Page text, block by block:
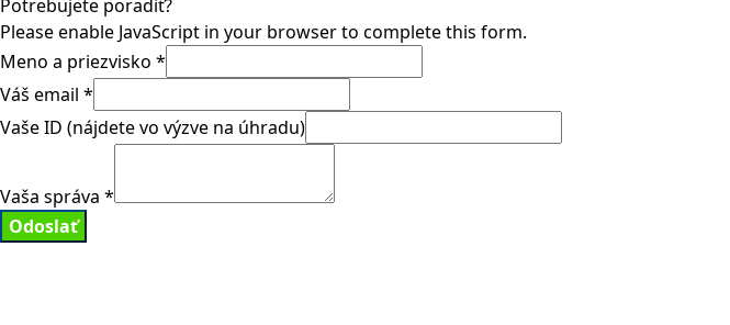
Potrebujete poradiť?
Please enable JavaScript in your browser to complete this form.
Meno a priezvisko *
Váš email *
Vaše ID (nájdete vo výzve na úhradu)
Vaša správa *
Odoslať